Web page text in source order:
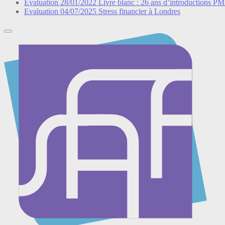
Evaluation 28/01/2022 Livre blanc : 26 ans d’introductions
Evaluation 04/07/2025 Stress financier à Londres